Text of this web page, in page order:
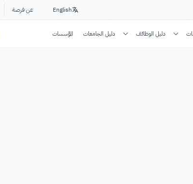
English عن فرصة
دليل الوظائف دليل الجامعات المؤسسات